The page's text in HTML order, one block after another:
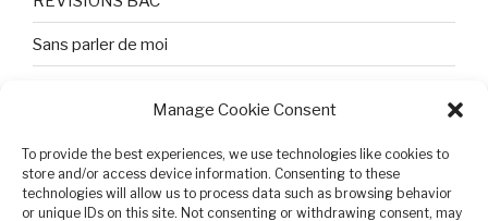
Manage Cookie Consent
To provide the best experiences, we use technologies like cookies to
store and/or access device information. Consenting to these
technologies will allow us to process data such as browsing behavior
or unique IDs on this site. Not consenting or withdrawing consent, may
Sans parler de moi
Tristesse et attente